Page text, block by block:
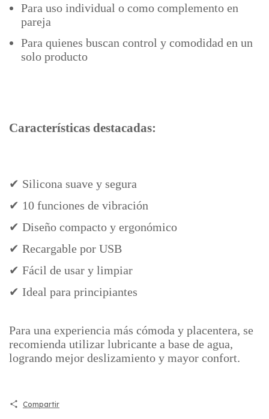
Para uso individual o como complemento en
pareja
Para quienes buscan control y comodidad en un
solo producto
Características destacadas:
✔ Silicona suave y segura
✔ 10 funciones de vibración
✔ Diseño compacto y ergonómico
✔ Recargable por USB
✔ Fácil de usar y limpiar
✔ Ideal para principiantes
Para una experiencia más cómoda y placentera, se
recomienda utilizar lubricante a base de agua,
logrando mejor deslizamiento y mayor confort.
Compartir